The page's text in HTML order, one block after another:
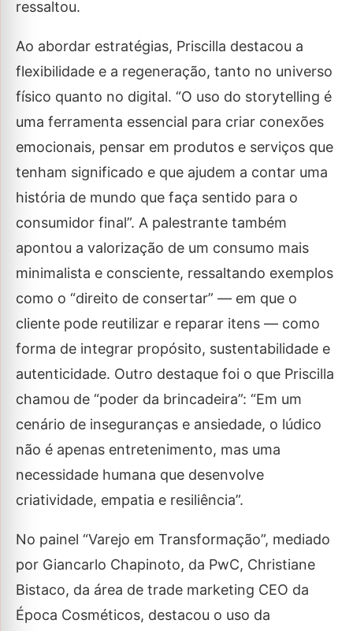
ressaltou.
Ao abordar estratégias, Priscilla destacou a
flexibilidade e a regeneração, tanto no universo
físico quanto no digital. “O uso do storytelling é
uma ferramenta essencial para criar conexões
emocionais, pensar em produtos e serviços que
tenham significado e que ajudem a contar uma
história de mundo que faça sentido para o
consumidor final”. A palestrante também
apontou a valorização de um consumo mais
minimalista e consciente, ressaltando exemplos
como o “direito de consertar” — em que o
cliente pode reutilizar e reparar itens — como
forma de integrar propósito, sustentabilidade e
autenticidade. Outro destaque foi o que Priscilla
chamou de “poder da brincadeira”: “Em um
cenário de inseguranças e ansiedade, o lúdico
não é apenas entretenimento, mas uma
necessidade humana que desenvolve
criatividade, empatia e resiliência”.
No painel “Varejo em Transformação”, mediado
por Giancarlo Chapinoto, da PwC, Christiane
Bistaco, da área de trade marketing CEO da
Época Cosméticos, destacou o uso da